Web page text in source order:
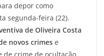
depor como
segunda-feira (22).
de Oliveira Costa
novos crimes e
de crime de ocultação